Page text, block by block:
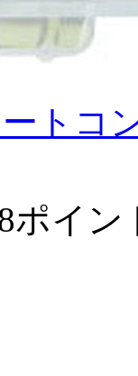
ートコ
ポイ